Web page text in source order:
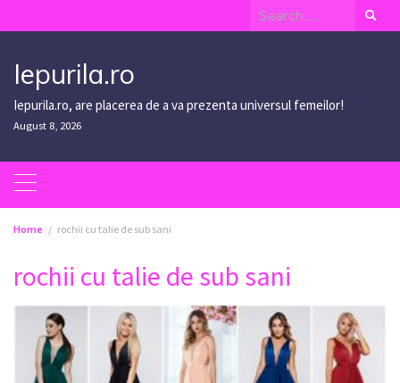
to
Search
for:
Iepurila.ro
Iepurila.ro, are placerea de a va prezenta universul femeilor!
August 8, 2026
Home rochii cu talie de sub sani
rochii cu talie de sub sani